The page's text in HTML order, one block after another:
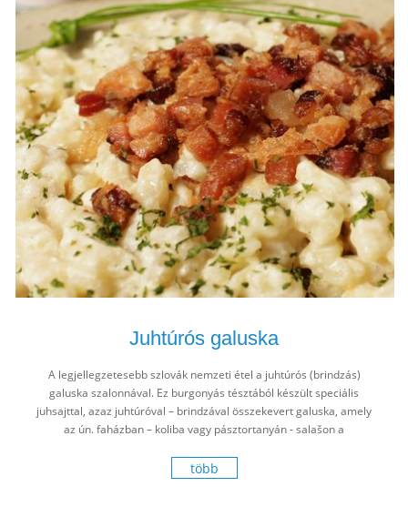
Juhtúrós galuska
A legjellegzetesebb szlovák nemzeti étel a juhtúrós (brindzás)
galuska szalonnával. Ez burgonyás tésztából készült speciális
juhsajttal, azaz juhtúróval – brindzával összekevert galuska, amely
az ún. faházban – koliba vagy pásztortanyán - salašon a
több